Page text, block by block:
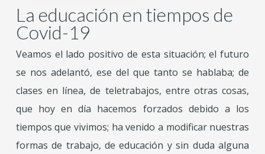
La educación en tiempos de
Covid-19
Veamos el lado positivo de esta situación; el futuro
se nos adelantó, ese del que tanto se hablaba; de
clases en línea, de teletrabajos, entre otras cosas,
que hoy en día hacemos forzados debido a los
tiempos que vivimos; ha venido a modificar nuestras
formas de trabajo, de educación y sin duda alguna